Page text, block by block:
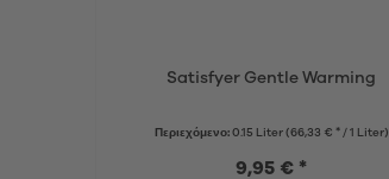
Satisfyer Gentle Warming
Περιεχόμενο: 0.15 Liter (66,33 € * / 1 Liter)
9,95 € *